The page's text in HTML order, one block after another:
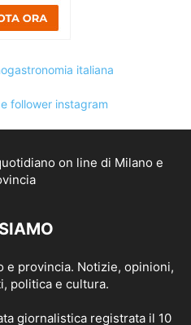
e provincia. Notizie, opinioni,
politica e cultura.
giornalistica registrata il 10